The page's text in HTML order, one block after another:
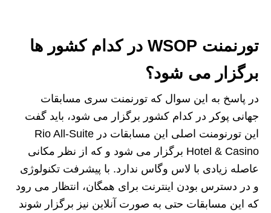
تورنمنت WSOP در کدام کشور ها
برگزار می شود؟
در پاسخ به این سوال که تورنمنت سری مسابقات
جهانی پوکر در کدام کشور برگزار می شود، باید گفت
این تورنومنت اصلی این مسابقات در Rio All-Suite
Hotel & Casino برگزار می شود و که از نظر مکانی
عاصله زیادی با لاس وگاس ندارد. با پیشرفت تکنولوژی
و در دسترس بودن اینترنت برای همگان، انتظار می رود
که این مسابقات حتی به صورت آنلاین نیز برگزار شوند